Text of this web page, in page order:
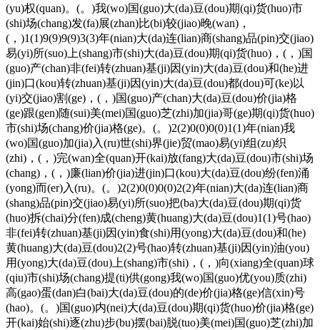
(yu)权(quan)。(。)我(wo)国(guo)大(da)豆(dou)期(qi)货(huo)市
(shi)场(chang)发(fa)展(zhan)比(bi)较(jiao)晚(wan)，
(，)1(1)9(9)9(9)3(3)年(nian)大(da)连(lian)商(shang)品(pin)交(jiao)
易(yi)所(suo)上(shang)市(shi)大(da)豆(dou)期(qi)货(huo)，(，)国
(guo)产(chan)非(fei)转(zhuan)基(ji)因(yin)大(da)豆(dou)和(he)进
(jin)口(kou)转(zhuan)基(ji)因(yin)大(da)豆(dou)都(dou)可(ke)以
(yi)交(jiao)割(ge)，(，)国(guo)产(chan)大(da)豆(dou)价(jia)格
(ge)跟(gen)随(sui)美(mei)国(guo)芝(zhi)加(jia)哥(ge)期(qi)货(huo)
市(shi)场(chang)价(jia)格(ge)。(。)2(2)0(0)0(0)1(1)年(nian)我
(wo)国(guo)加(jia)入(ru)世(shi)界(jie)贸(mao)易(yi)组(zu)织
(zhi)，(，)完(wan)全(quan)开(kai)放(fang)大(da)豆(dou)市(shi)场
(chang)，(，)廉(lian)价(jia)进(jin)口(kou)大(da)豆(dou)纷(fen)涌
(yong)而(er)入(ru)。(。)2(2)0(0)0(0)2(2)年(nian)大(da)连(lian)商
(shang)品(pin)交(jiao)易(yi)所(suo)把(ba)大(da)豆(dou)期(qi)货
(huo)拆(chai)分(fen)成(cheng)黄(huang)大(da)豆(dou)1(1)号(hao)
非(fei)转(zhuan)基(ji)因(yin)食(shi)用(yong)大(da)豆(dou)和(he)
黄(huang)大(da)豆(dou)2(2)号(hao)转(zhuan)基(ji)因(yin)油(you)
用(yong)大(da)豆(dou)上(shang)市(shi)，(，)向(xiang)全(quan)球
(qiu)市(shi)场(chang)提(ti)供(gong)我(wo)国(guo)优(you)质(zhi)
高(gao)蛋(dan)白(bai)大(da)豆(dou)的(de)价(jia)格(ge)信(xin)号
(hao)。(。)国(guo)内(nei)大(da)豆(dou)期(qi)货(huo)价(jia)格(ge)
开(kai)始(shi)逐(zhu)步(bu)摆(bai)脱(tuo)美(mei)国(guo)芝(zhi)加